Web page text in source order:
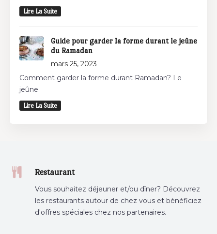
Lire La Suite
Guide pour garder la forme durant le jeûne
du Ramadan
mars 25, 2023
Comment garder la forme durant Ramadan? Le
jeûne
Lire La Suite
Restaurant
Vous souhaitez déjeuner et/ou dîner? Découvrez
les restaurants autour de chez vous et bénéficiez
d'offres spéciales chez nos partenaires.